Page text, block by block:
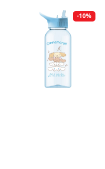
-10%